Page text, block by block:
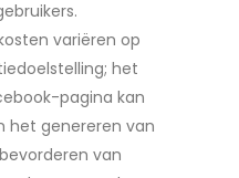
variëren op
het
pagina kan
het genereren van
van